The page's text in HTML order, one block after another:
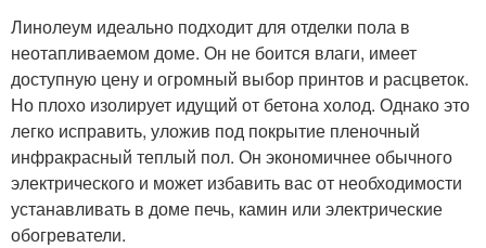
Линолеум идеально подходит для отделки пола в
неотапливаемом доме. Он не боится влаги, имеет
доступную цену и огромный выбор принтов и расцветок.
Но плохо изолирует идущий от бетона холод. Однако это
легко исправить, уложив под покрытие пленочный
инфракрасный теплый пол. Он экономичнее обычного
электрического и может избавить вас от необходимости
устанавливать в доме печь, камин или электрические
обогреватели.